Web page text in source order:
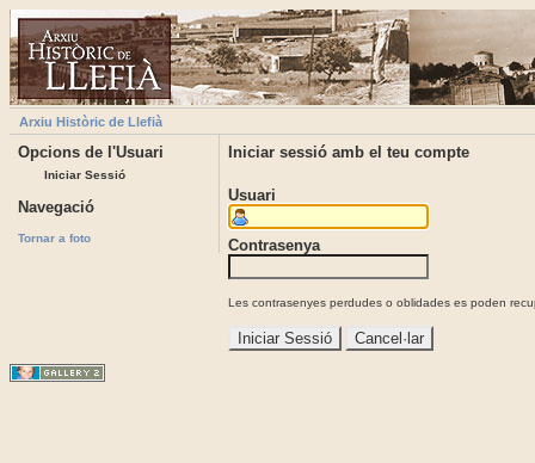
Arxiu Històric de Llefià
Opcions de l'Usuari
Iniciar Sessió
Navegació
Tornar a foto
Iniciar sessió amb el teu compte
Usuari
Contrasenya
Les contrasenyes perdudes o oblidades es poden